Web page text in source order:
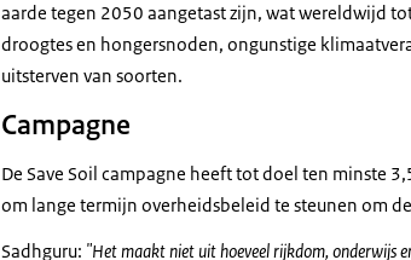
aarde tegen 2050 aangetast zijn, wat wereldwijd
droogtes en hongersnoden, ongunstige
uitsterven van soorten.
Campagne
De Save Soil campagne heeft tot doel ten minste
om lange termijn overheidsbeleid te steunen om
Sadhguru: "Het maakt niet uit hoeveel rijkdom, onderwijs